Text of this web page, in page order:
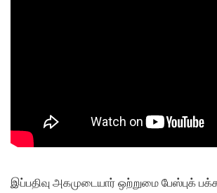
இப்பதிவு அகமுடையார் ஒற்றுமை பேஸ்புக்